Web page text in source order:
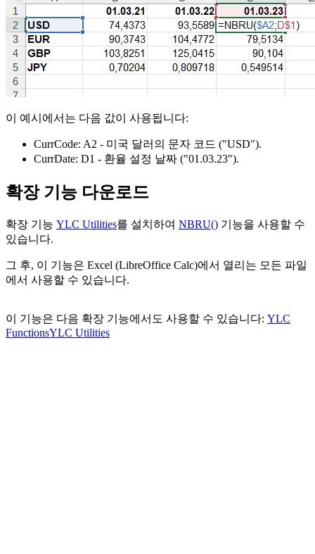
이 예시에서는 다음 값이 사용됩니다:
CurrCode: A2 - 미국 달러의 문자 코드 ("USD").
CurrDate: D1 - 환율 설정 날짜 ("01.03.23").
확장 기능 다운로드
확장 기능 YLC Utilities를 설치하여 NBRU() 기능을 사용할 수
있습니다.
그 후, 이 기능은 Excel (LibreOffice Calc)에서 열리는 모든 파일
에서 사용할 수 있습니다.
이 기능은 다음 확장 기능에서도 사용할 수 있습니다: YLC
FunctionsYLC Utilities